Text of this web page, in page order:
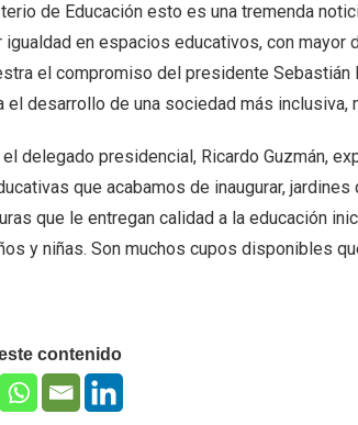
de Educación esto es una tremenda
igualdad en espacios educativos, con mayor
el compromiso del presidente
el desarrollo de una sociedad más
el delegado presidencial, Ricardo Guzmán,
que acabamos de inaugurar,
que le entregan calidad a la educación
y niñas. Son muchos cupos disponibles
contenido